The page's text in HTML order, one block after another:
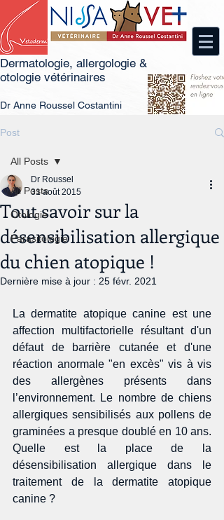
Dermatologie, allergologie &
otologie vétérinaires
Dr Anne Roussel Costantini
Post
All Posts
Otologie
Parasitologie
All Posts
Tout savoir sur la
désensibilisation allergique
du chien atopique !
Dr Roussel
31 août 2015
Dernière mise à jour : 25 févr. 2021
La dermatite atopique canine est une
affection multifactorielle résultant d'un
défaut de barrière cutanée et d'une
réaction anormale "en excès" vis à vis
des allergènes présents dans
l’environnement. Le nombre de chiens
allergiques sensibilisés aux pollens de
graminées a presque doublé en 10 ans.
Quelle est la place de la
désensibilisation allergique dans le
traitement de la dermatite atopique
canine ?